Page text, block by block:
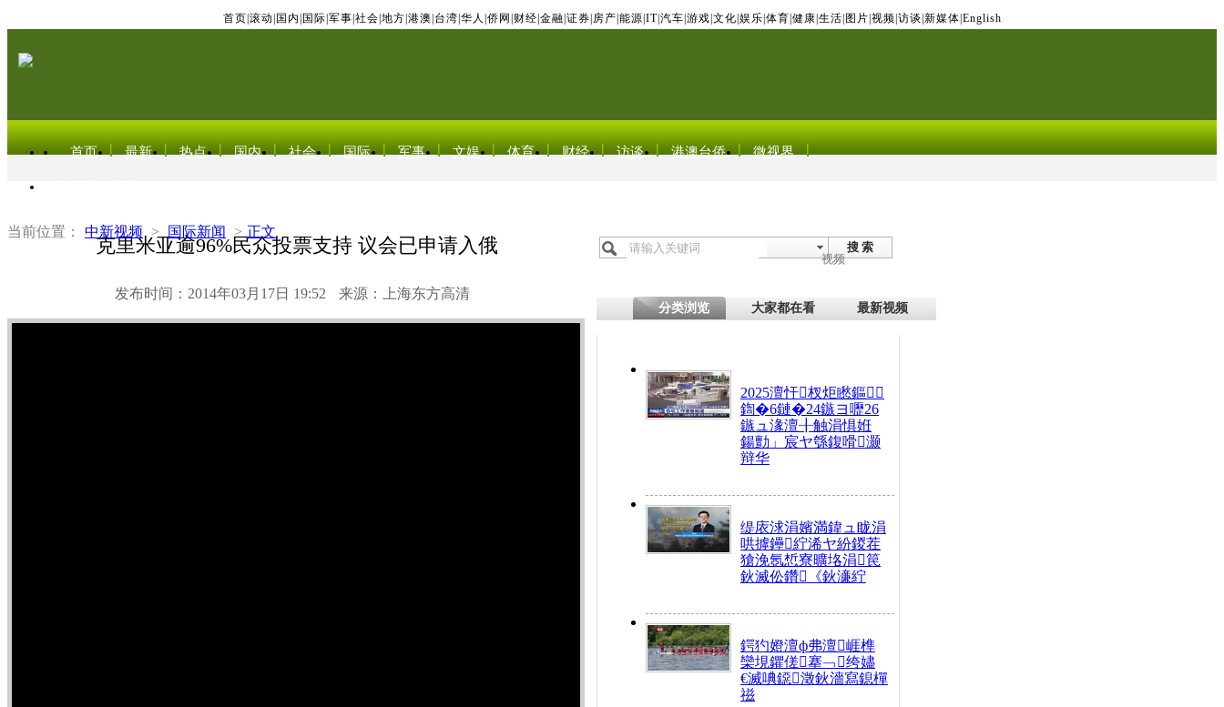
首页 滚动 国内 国际 军事 社会 地方 港澳 台湾 华人 侨网 财经 金融 证券 房产 能源 IT| 汽车 游戏 文化 娱乐 体育 健康 生活 图片 视频 访谈 新媒体 English
首页 最新 热点 国内 社会 国际 军事 文娱 体育 财经 访谈 港澳台侨 微视界
当前位置： 中新视频 > 国际新闻 > 正文
克里米亚逾96%民众投票支持 议会已申请入俄
发布时间：2014年03月17日 19:52 来源：上海东方高清
搜 索
视频
分类浏览 大家都在看 最新视频
2025澶忓杈炬矁鏂
鍧�6鏈�24鏃ヨ嚦26
鏃ュ湪澶╂触涓惧姙
鍚勯」宸ヤ綔鍑嗗灏
辩华
缇庡浗涓嬪満鍏ュ眬涓
哄摢鑸紵浠ヤ紛鍐茬
獊浼氬惁寮曠垎涓笢
鈥滅伀鑽《鈥濓紵
鍔犳嬁澶ф弗澶崕榫
欒垷鑺傞搴﹁绔嬧
€滅唺鐚澂鈥濇寫鎴樿
禌